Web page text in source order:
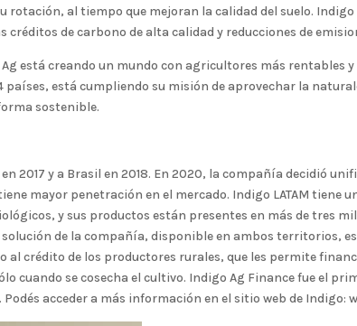
rotación, al tiempo que mejoran la calidad del suelo.
créditos de carbono de alta calidad y reducciones de
Ag está creando un mundo con agricultores más rentables
países, está cumpliendo su misión de aprovechar la
sostenible.
2017 y a Brasil en 2018. En 2020, la compañía decidió
mayor penetración en el mercado. Indigo LATAM tiene
y sus productos están presentes en más de tres
de la compañía, disponible en ambos territorios,
al crédito de los productores rurales, que les permite
cuando se cosecha el cultivo. Indigo Ag Finance fue el
Podés acceder a más información en el sitio web de Indigo: